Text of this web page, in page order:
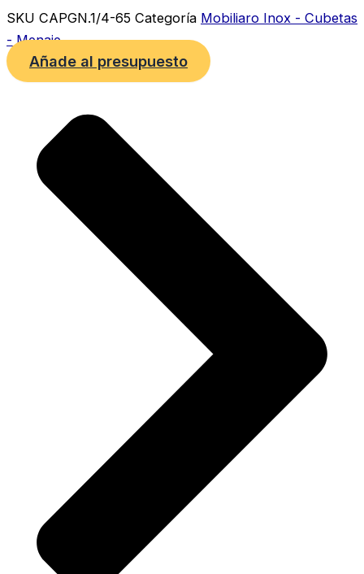
SKU CAPGN.1/4-65 Categoría Mobiliaro Inox - Cubetas
- Menaje
Añade al presupuesto